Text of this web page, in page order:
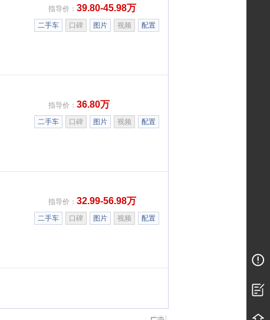
指导价： 39.80-45.98万
二手车 口碑 图片 视频 配置
指导价： 36.80万
二手车 口碑 图片 视频 配置
指导价： 32.99-56.98万
二手车 口碑 图片 视频 配置